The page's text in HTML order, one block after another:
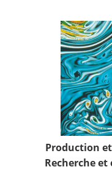
Qui sommes nous ?
Nous suivre
Production
Recherche